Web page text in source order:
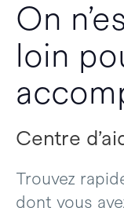
On
loin
Centre
Trouvez
dont vous